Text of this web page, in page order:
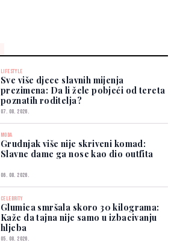
LIFESTYLE
Sve više djece slavnih mijenja
prezimena: Da li žele pobjeći od tereta
poznatih roditelja?
07. 08. 2026.
MODA
Grudnjak više nije skriveni komad:
Slavne dame ga nose kao dio outfita
06. 08. 2026.
CELEBRITY
Glumica smršala skoro 30 kilograma:
Kaže da tajna nije samo u izbacivanju
hljeba
05. 08. 2026.